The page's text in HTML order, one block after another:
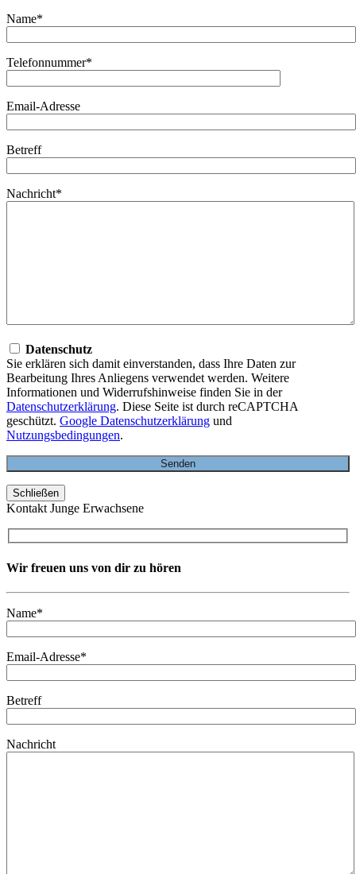
Name*
Telefonnummer*
Email-Adresse
Betreff
Nachricht*
Datenschutz
Sie erklären sich damit einverstanden, dass Ihre Daten zur
Bearbeitung Ihres Anliegens verwendet werden. Weitere
Informationen und Widerrufshinweise finden Sie in der
Datenschutzerklärung. Diese Seite ist durch reCAPTCHA
geschützt. Google Datenschutzerklärung und
Nutzungsbedingungen.
Schließen
Kontakt Junge Erwachsene
Wir freuen uns von dir zu hören
Name*
Email-Adresse*
Betreff
Nachricht